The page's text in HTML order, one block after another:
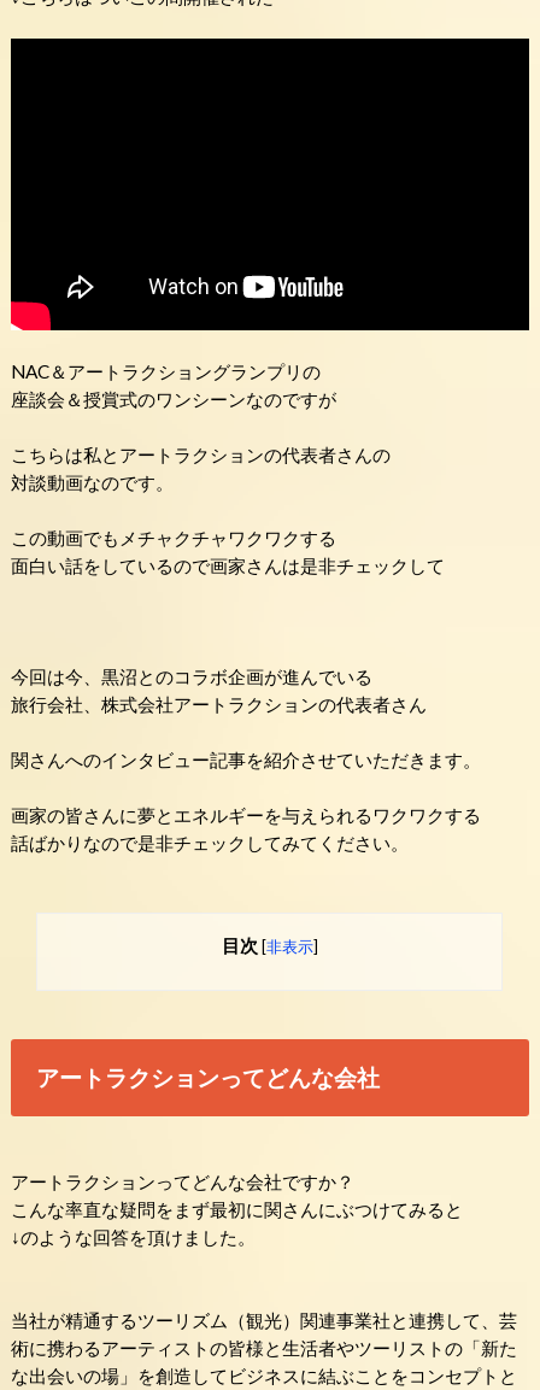
NAC＆アートラクショングランプリの
座談会＆授賞式のワンシーンなのですが
こちらは私とアートラクションの代表者さんの
対談動画なのです。
この動画でもメチャクチャワクワクする
面白い話をしているので画家さんは是非チェックして
今回は今、黒沼とのコラボ企画が進んでいる
旅行会社、株式会社アートラクションの代表者さん
関さんへのインタビュー記事を紹介させていただきます。
画家の皆さんに夢とエネルギーを与えられるワクワクする
話ばかりなので是非チェックしてみてください。
目次 [非表示]
アートラクションってどんな会社
アートラクションってどんな会社ですか？
こんな率直な疑問をまず最初に関さんにぶつけてみると
↓のような回答を頂けました。
当社が精通するツーリズム（観光）関連事業社と連携して、芸
術に携わるアーティストの皆様と生活者やツーリストの「新た
な出会いの場」を創造してビジネスに結ぶことをコンセプトと